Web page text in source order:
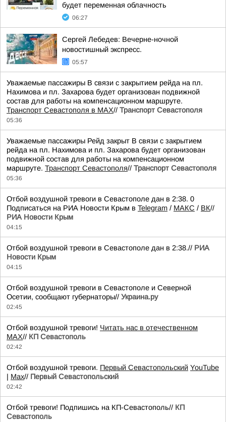
будет переменная облачность
06:27
Сергей Лебедев: Вечерне-ночной
новостишный экспресс.
05:57
Уважаемые пассажиры В связи с закрытием рейда на пл.
Нахимова и пл. Захарова будет организован подвижной
состав для работы на компенсационном маршруте.
Транспорт Севастополя в MAX// Транспорт Севастополя
05:36
Уважаемые пассажиры Рейд закрыт В связи с закрытием
рейда на пл. Нахимова и пл. Захарова будет организован
подвижной состав для работы на компенсационном
маршруте. Транспорт Севастополя// Транспорт Севастополя
05:36
Отбой воздушной тревоги в Севастополе дан в 2:38. 0
Подписаться на РИА Новости Крым в Telegram / МАКС / ВК//
РИА Новости Крым
04:15
Отбой воздушной тревоги в Севастополе дан в 2:38.// РИА
Новости Крым
04:15
Отбой воздушной тревоги в Севастополе и Северной
Осетии, сообщают губернаторы// Украина.ру
02:45
Отбой воздушной тревоги! Читать нас в отечественном
MAX// КП Севастополь
02:42
Отбой воздушной тревоги. Первый Севастопольский YouTube
| Max// Первый Севастопольский
02:42
Отбой тревоги! Подпишись на КП-Севастополь// КП
Севастополь